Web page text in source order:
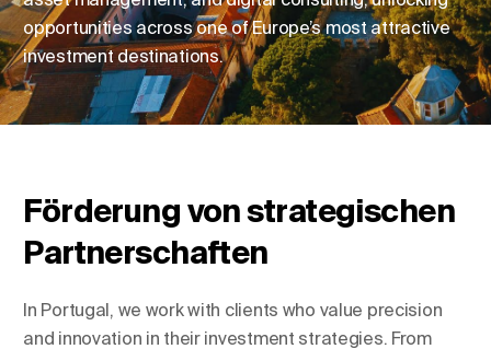
opportunities across one of Europe’s most attractive
investment destinations.
Förderung von strategischen
Partnerschaften
In Portugal, we work with clients who value precision
and innovation in their investment strategies. From
Standort ändern
Sprache ändern